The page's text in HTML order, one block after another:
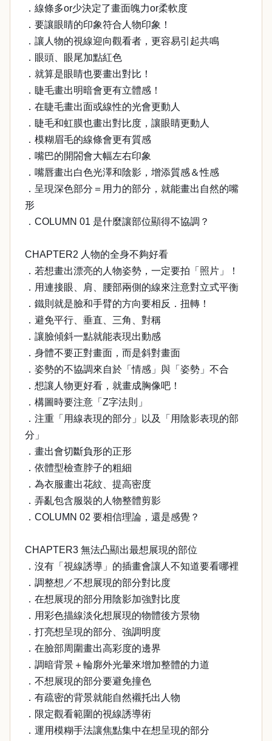
．線條多or少決定了畫面魄力or柔軟度
．要讓眼睛的印象符合人物印象！
．讓人物的視線迎向觀看者，更容易引起共鳴
．眼頭、眼尾加點紅色
．就算是眼睛也要畫出對比！
．睫毛畫出明暗會更有立體感！
．在睫毛畫出面或線性的光會更動人
．睫毛和虹膜也畫出對比度，讓眼睛更動人
．模糊眉毛的線條會更有質感
．嘴巴的開閤會大幅左右印象
．嘴唇畫出白色光澤和陰影，增添質感＆性感
．呈現深色部分＝用力的部分，就能畫出自然的嘴
形
．COLUMN 01 是什麼讓部位顯得不協調？
CHAPTER2 人物的全身不夠好看
．若想畫出漂亮的人物姿勢，一定要拍「照片」！
．用連接眼、肩、腰部兩側的線來注意對立式平衡
．鐵則就是臉和手臂的方向要相反．扭轉！
．避免平行、垂直、三角、對稱
．讓臉傾斜一點就能表現出動感
．身體不要正對畫面，而是斜對畫面
．姿勢的不協調來自於「情感」與「姿勢」不合
．想讓人物更好看，就畫成胸像吧！
．構圖時要注意「Z字法則」
．注重「用線表現的部分」以及「用陰影表現的部
分」
．畫出會切斷負形的正形
．依體型檢查脖子的粗細
．為衣服畫出花紋、提高密度
．弄亂包含服裝的人物整體剪影
．COLUMN 02 要相信理論，還是感覺？
CHAPTER3 無法凸顯出最想展現的部位
．沒有「視線誘導」的插畫會讓人不知道要看哪裡
．調整想／不想展現的部分對比度
．在想展現的部分用陰影加強對比度
．用彩色描線淡化想展現的物體後方景物
．打亮想呈現的部分、強調明度
．在臉部周圍畫出高彩度的邊界
．調暗背景＋輪廓外光暈來增加整體的力道
．不想展現的部分要避免撞色
．有疏密的背景就能自然襯托出人物
．限定觀看範圍的視線誘導術
．運用模糊手法讓焦點集中在想呈現的部分